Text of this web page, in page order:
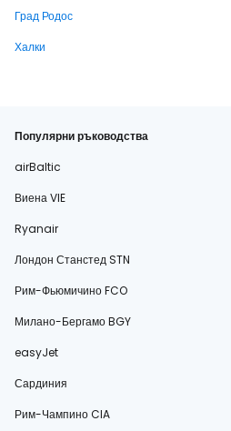
Град Родос
Халки
Популярни ръководства
airBaltic
Виена VIE
Ryanair
Лондон Станстед STN
Рим-Фьюмичино FCO
Милано-Бергамо BGY
easyJet
Сардиния
Рим-Чампино CIA